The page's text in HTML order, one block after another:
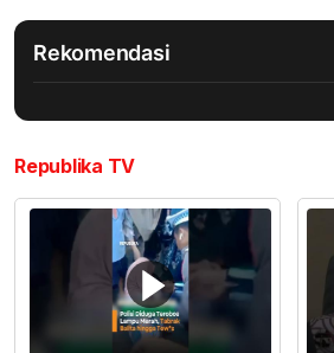
Rekomendasi
Republika TV